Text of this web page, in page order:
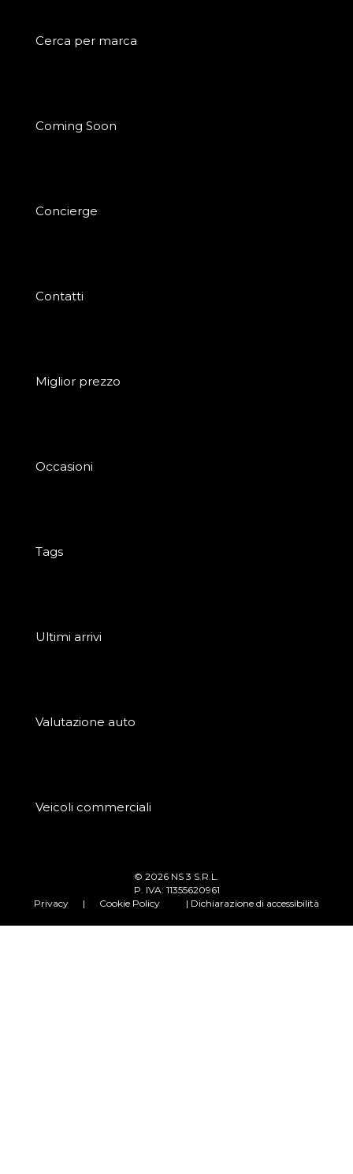
Cerca per marca
Coming Soon
Concierge
Contatti
Miglior prezzo
Occasioni
Tags
Ultimi arrivi
Valutazione auto
Veicoli commerciali
© 2026 NS 3 S.R.L.
P. IVA: 11355620961
Privacy
| Cookie Policy | Dichiarazione di accessibilità